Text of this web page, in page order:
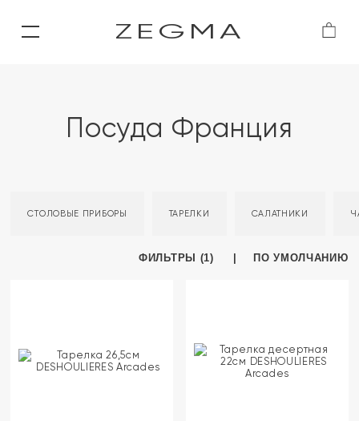
ZEGMA
Посуда Франция
СТОЛОВЫЕ ПРИБОРЫ ТАРЕЛКИ САЛАТНИКИ
ФИЛЬТРЫ (1) ПО УМОЛЧАНИЮ